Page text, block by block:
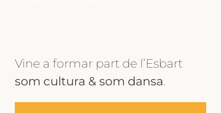
Vine a formar part de l’Esbart
som cultura & som dansa.